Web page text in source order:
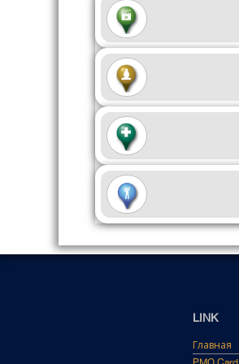
LINK
Главная